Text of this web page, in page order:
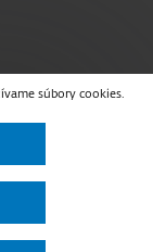
súbory cookies.